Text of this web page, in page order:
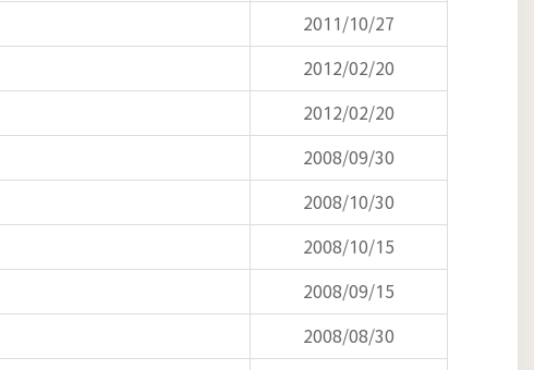
2011/10/27
2012/02/20
2012/02/20
2008/09/30
2008/10/30
2008/10/15
2008/09/15
2008/08/30